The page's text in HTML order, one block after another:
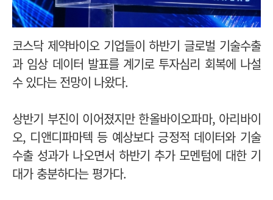
코스닥 제약바이오 기업들이 하반기 글로벌 기술수출
과 임상 데이터 발표를 계기로 투자심리 회복에 나설
수 있다는 전망이 나왔다.
상반기 부진이 이어졌지만 한올바이오파마, 아리바이
오, 디앤디파마텍 등 예상보다 긍정적 데이터와 기술
수출 성과가 나오면서 하반기 추가 모멘텀에 대한 기
대가 충분하다는 평가다.